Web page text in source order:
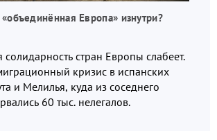
Европа» изнутри?
солидарность стран Европы слабеет.
кризис в испанских
и Мелилья, куда из соседнего
60 тыс. нелегалов.